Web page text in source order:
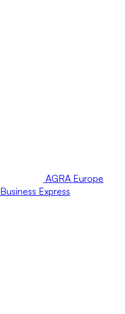
AGRA Europe
Business Express